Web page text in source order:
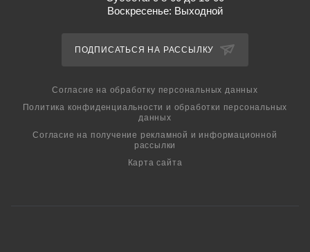
Воскресенье: Выходной
ПОДПИСАТЬСЯ НА РАССЫЛКУ
Cогласие на обработку персональных данных
Политика конфиденциальности и обработки персональных
данных
Согласие на получение рекламной и информационной
рассылки
Карта сайта